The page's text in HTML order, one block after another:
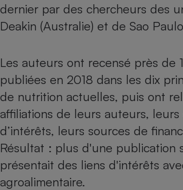
dernier par des chercheurs des
Deakin (Australie) et de Sao
Les auteurs ont recensé près de
publiées en 2018 dans les dix
de nutrition actuelles, puis ont
affiliations de leurs auteurs, leurs
d’intérêts, leurs sources de
Résultat : plus d'une publication
présentait des liens d'intérêts
agroalimentaire.